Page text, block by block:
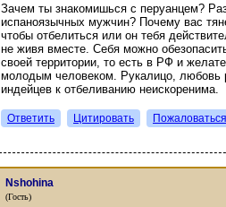
Зачем ты знакомишься с перуанцем?
испаноязычных мужчин? Почему вас
чтобы отбелиться или он тебя
не живя вместе. Себя можно
своей территории, то есть в РФ и
молодым человеком. Рукалицо, любовь
индейцев к отбеливанию неискоренима.
Ответить Цитировать Пожаловаться
Nshohina
(Гость)